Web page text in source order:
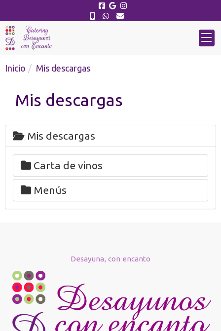
Inicio Mis descargas
Mis descargas
Mis descargas
Carta de vinos
Menús
Desayuna, con encanto